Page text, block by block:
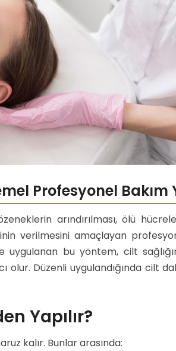
Profesyonel Bakım
arındırılması, ölü
verilmesini amaçlayan
bu yöntem, cilt
olur. Düzenli uygulandığında cilt
Yapılır?
kalır. Bunlar arasında: